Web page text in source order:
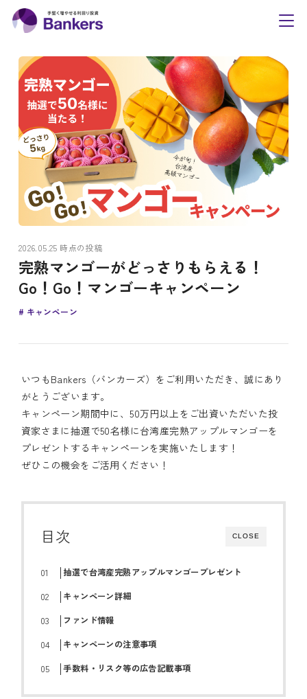
Bankers(バンカーズ) |
2026.05.25 時点の投稿
完熟マンゴーがどっさりもらえる！
Go！Go！マンゴーキャンペーン
キャンペーン
いつもBankers（バンカーズ）をご利用いただき、誠にあり
がとうございます。
キャンペーン期間中に、50万円以上をご出資いただいた投
資家さまに抽選で50名様に台湾産完熟アップルマンゴーを
プレゼントするキャンペーンを実施いたします！
ぜひこの機会をご活用ください！
CLOSE
目次
抽選で台湾産完熟アップルマンゴープレゼント
キャンペーン詳細
ファンド情報
キャンペーンの注意事項
手数料・リスク等の広告記載事項